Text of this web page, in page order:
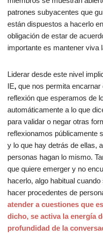
patrones subyacentes que
están dispuestos a hacerlo
obligación de estar de
importante es mantener viva
Liderar desde este nivel
IE, que nos permita
reflexión que esperamos de
automáticamente a lo que
para validar o negar otras
reflexionamos públicamente
y lo que hay detrás de ellas,
personas hagan lo mismo.
que quiere emerger y no
hacerlo, algo habitual
hacer procedentes de
atender a cuestiones que
dicho, se activa la energía
profundidad de la